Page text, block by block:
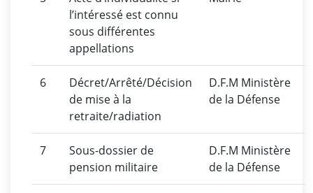
l’intéressé est connu
sous différentes
appellations
6
Décret/Arrêté/Décision
de mise à la
retraite/radiation
D.F.M Ministère
de la Défense
7
Sous-dossier de
pension militaire
D.F.M Ministère
de la Défense